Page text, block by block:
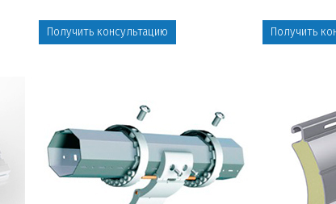
Получить консультацию Получить